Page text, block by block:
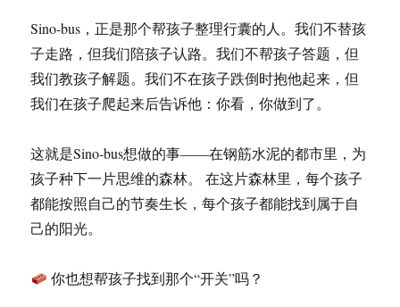
Sino-bus，正是那个帮孩子整理行囊的人。我们不替孩
子走路，但我们陪孩子认路。我们不帮孩子答题，但
我们教孩子解题。我们不在孩子跌倒时抱他起来，但
我们在孩子爬起来后告诉他：你看，你做到了。
这就是Sino-bus想做的事——在钢筋水泥的都市里，为
孩子种下一片思维的森林。 在这片森林里，每个孩子
都能按照自己的节奏生长，每个孩子都能找到属于自
己的阳光。
你也想帮孩子找到那个“开关”吗？